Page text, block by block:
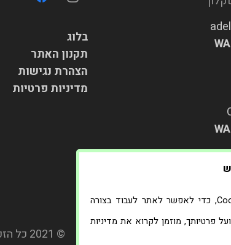
באתר זה אנו משתמשים בקבצי Cookies, כדי לאפשר לאתר לעבוד בצורה
פרטיותך, מוזמן לקרוא את מדיניות
בלוג
תקנון האתר
הצהרת נגישות
מדיניות פרטיות
© 2021 כל הזכויות שמורות ל"אדל בריכות"